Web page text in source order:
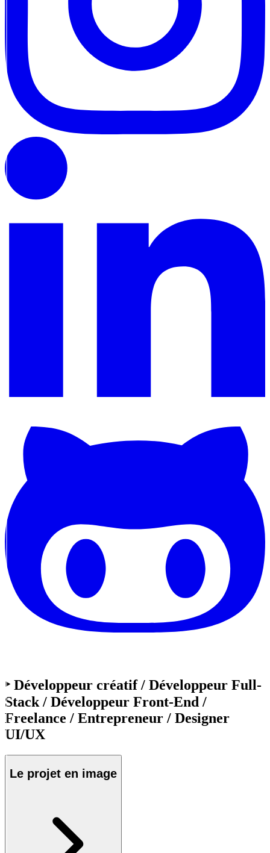
‣ Développeur créatif / Développeur Full-
Stack / Développeur Front-End /
Freelance / Entrepreneur / Designer
UI/UX
Le projet en image